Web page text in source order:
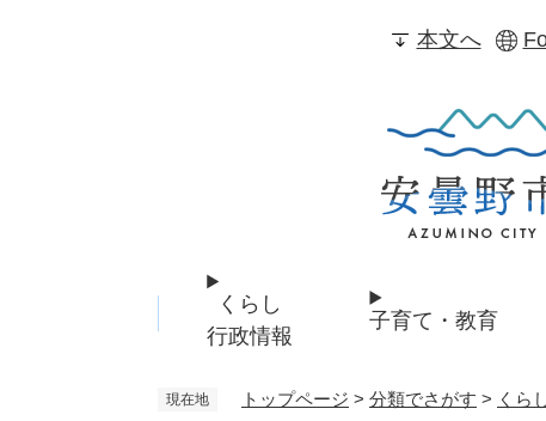
本文へ
くらし
行政情報
子育て・教育
現在地 トップページ > 分類でさがす > くら